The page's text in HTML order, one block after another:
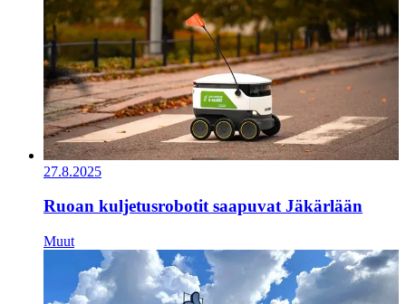
27.8.2025
Ruoan kuljetusrobotit saapuvat Jäkärlään
Muut